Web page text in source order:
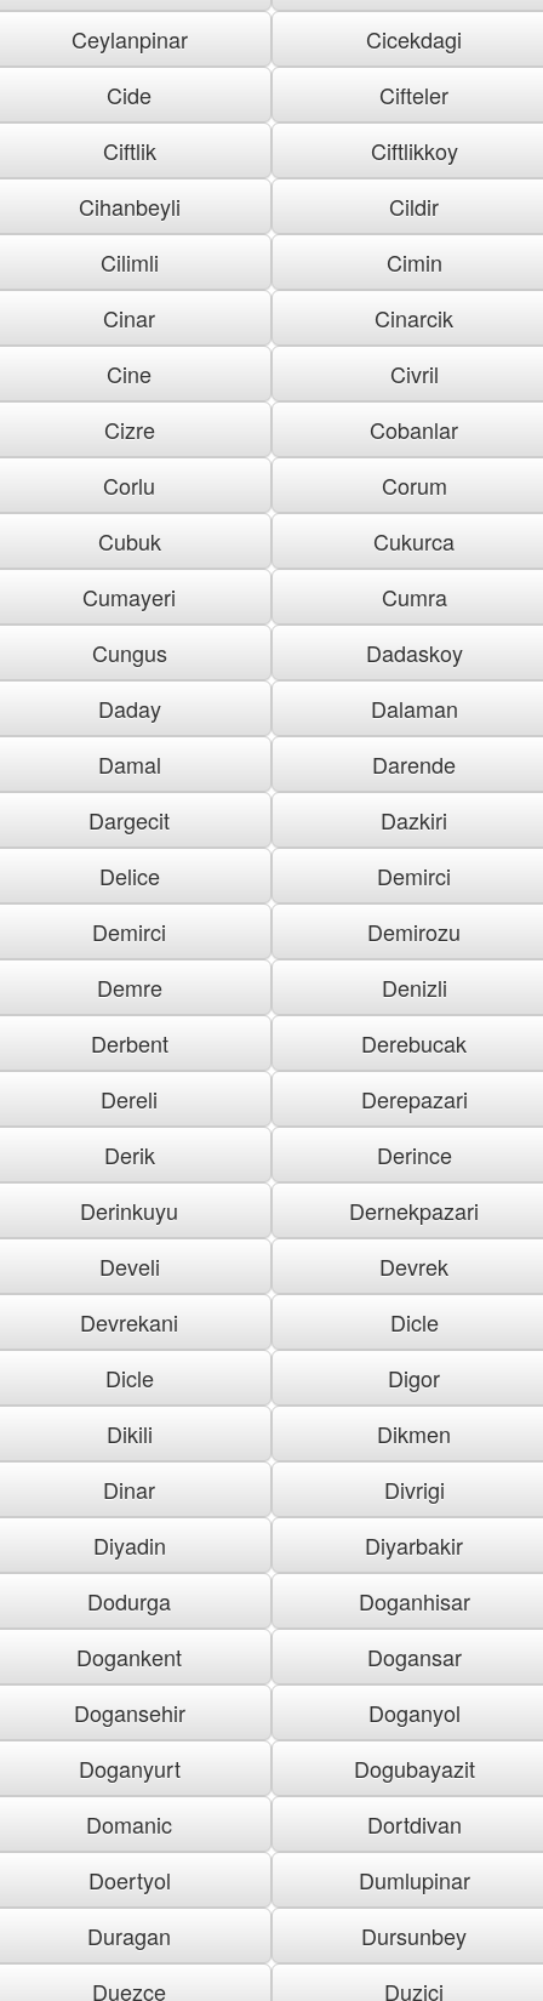
Ceylanpinar
Cicekdagi
Cide
Cifteler
Ciftlik
Ciftlikkoy
Cihanbeyli
Cildir
Cilimli
Cimin
Cinar
Cinarcik
Cine
Civril
Cizre
Cobanlar
Corlu
Corum
Cubuk
Cukurca
Cumayeri
Cumra
Cungus
Dadaskoy
Daday
Dalaman
Damal
Darende
Dargecit
Dazkiri
Delice
Demirci
Demirci
Demirozu
Demre
Denizli
Derbent
Derebucak
Dereli
Derepazari
Derik
Derince
Derinkuyu
Dernekpazari
Develi
Devrek
Devrekani
Dicle
Dicle
Digor
Dikili
Dikmen
Dinar
Divrigi
Diyadin
Diyarbakir
Dodurga
Doganhisar
Dogankent
Dogansar
Dogansehir
Doganyol
Doganyurt
Dogubayazit
Domanic
Dortdivan
Doertyol
Dumlupinar
Duragan
Dursunbey
Duezce
Duzici